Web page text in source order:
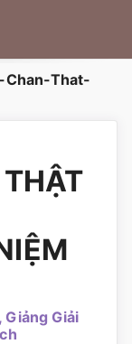
Chan-That-
Giải